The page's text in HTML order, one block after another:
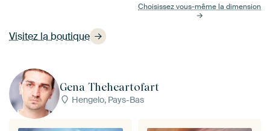
Visitez la boutique
Choisissez vous-même la dimension
Gena Theheartofart
Hengelo, Pays-Bas